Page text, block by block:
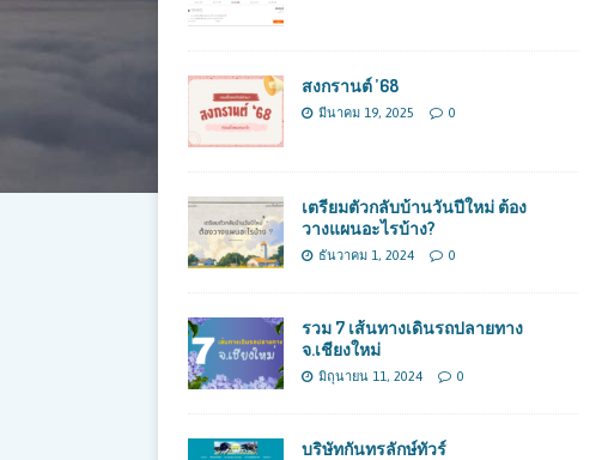
สงกรานต์ ’68
มีนาคม 19, 2025 0
เตรียมตัวกลับบ้านวันปีใหม่ ต้อง
วางแผนอะไรบ้าง?
ธันวาคม 1, 2024 0
รวม 7 เส้นทางเดินรถปลายทาง
จ.เชียงใหม่
มิถุนายน 11, 2024 0
บริษัทกันทรลักษ์ทัวร์